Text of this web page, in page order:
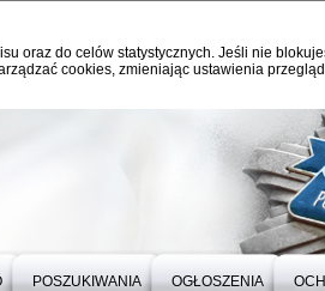
oraz do celów statystycznych. Jeśli nie
cookies, zmieniając ustawienia
POSZUKIWANIA OGŁOSZENIA